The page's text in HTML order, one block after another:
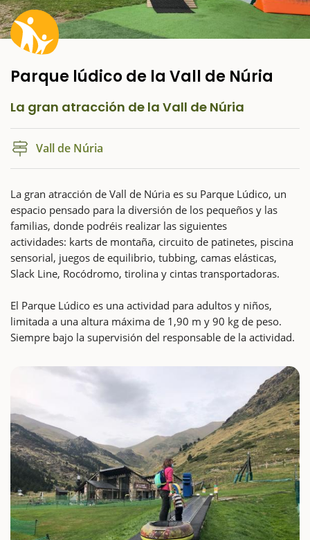
Parque lúdico de la Vall de Núria
La gran atracción de la Vall de Núria
Vall de Núria
La gran atracción de Vall de Núria es su Parque Lúdico, un
espacio pensado para la diversión de los pequeños y las
familias, donde podréis realizar las siguientes
actividades: karts de montaña, circuito de patinetes, piscina
sensorial, juegos de equilibrio, tubbing, camas elásticas,
Slack Line, Rocódromo, tirolina y cintas transportadoras.
El Parque Lúdico es una actividad para adultos y niños,
limitada a una altura máxima de 1,90 m y 90 kg de peso.
Siempre bajo la supervisión del responsable de la actividad.